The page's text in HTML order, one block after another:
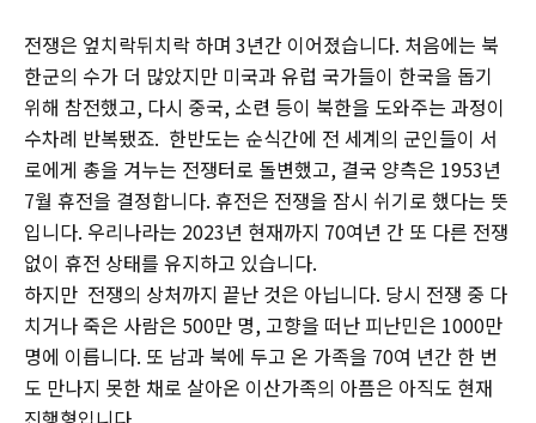
전쟁은 엎치락뒤치락 하며 3년간 이어졌습니다. 처음에는 북
한군의 수가 더 많았지만 미국과 유럽 국가들이 한국을 돕기
위해 참전했고, 다시 중국, 소련 등이 북한을 도와주는 과정이
수차례 반복됐죠. 한반도는 순식간에 전 세계의 군인들이 서
로에게 총을 겨누는 전쟁터로 돌변했고, 결국 양측은 1953년
7월 휴전을 결정합니다. 휴전은 전쟁을 잠시 쉬기로 했다는 뜻
입니다. 우리나라는 2023년 현재까지 70여년 간 또 다른 전쟁
없이 휴전 상태를 유지하고 있습니다.
하지만 전쟁의 상처까지 끝난 것은 아닙니다. 당시 전쟁 중 다
치거나 죽은 사람은 500만 명, 고향을 떠난 피난민은 1000만
명에 이릅니다. 또 남과 북에 두고 온 가족을 70여 년간 한 번
도 만나지 못한 채로 살아온 이산가족의 아픔은 아직도 현재